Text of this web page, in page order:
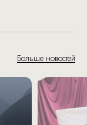
Больше новостей